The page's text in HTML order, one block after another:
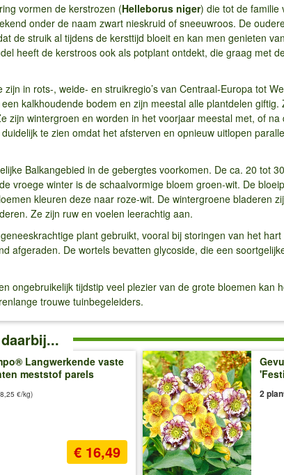
vormen de kerstrozen (Helleborus niger) die tot de familie
onder de naam zwart nieskruid of sneeuwroos. De
de struik al tijdens de kersttijd bloeit en kan men genieten
heeft de kerstroos ook als potplant ontdekt, die graag met
in rots-, weide- en struikregio’s van Centraal-Europa tot
kalkhoudende bodem en zijn meestal alle plantdelen giftig.
zijn wintergroen en worden in het voorjaar meestal met, of na
te zien omdat het afsterven en opnieuw uitlopen
Balkangebied in de gebergtes voorkomen. De ca. 20 tot
vroege winter is de schaalvormige bloem groen-wit. De
kleuren deze naar roze-wit. De wintergroene bladeren
Ze zijn ruw en voelen leerachtig aan.
plant gebruikt, vooral bij storingen van het
afgeraden. De wortels bevatten glycoside, die een
ongebruikelijk tijdstip veel plezier van de grote bloemen kan
trouwe tuinbegeleiders.
Langwerkende vaste
meststof parels
€ 16,49
€/kg) 2